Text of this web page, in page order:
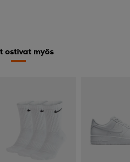
ostivat myös